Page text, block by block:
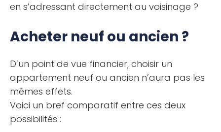
en s’adressant directement au voisinage ?
Acheter neuf ou ancien ?
D’un point de vue financier, choisir un
appartement neuf ou ancien n’aura pas les
mêmes effets.
Voici un bref comparatif entre ces deux
possibilités :